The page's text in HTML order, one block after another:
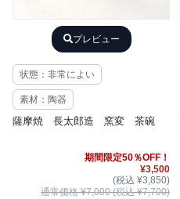
プレビュー
状態：非常によい
素材：陶器
薩摩焼 長太郎造 窯変 茶碗
期間限定50％OFF！
¥3,500
(税込 ¥3,850)
通常価格 ¥7,000 (税込 ¥7,700)